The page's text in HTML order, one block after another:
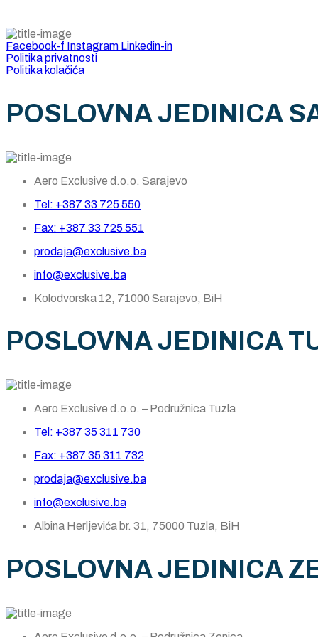
Facebook-f Instagram Linkedin-in
Politika privatnosti
Politika kolačića
POSLOVNA JEDINICA
Aero Exclusive d.o.o. Sarajevo
Tel: +387 33 725 550
Fax: +387 33 725 551
prodaja@exclusive.ba
info@exclusive.ba
Kolodvorska 12, 71000 Sarajevo, BiH
POSLOVNA JEDINICA
Aero Exclusive d.o.o. – Podružnica Tuzla
Tel: +387 35 311 730
Fax: +387 35 311 732
prodaja@exclusive.ba
info@exclusive.ba
Albina Herljevića br. 31, 75000 Tuzla, BiH
POSLOVNA JEDINICA